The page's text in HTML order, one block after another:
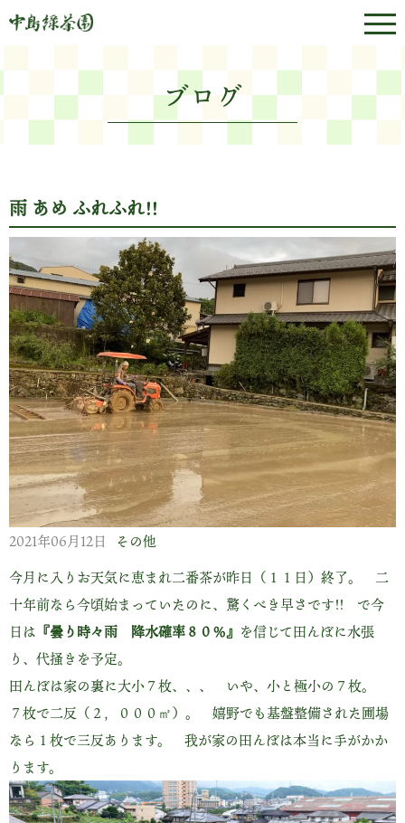
ブログ
雨 あめ ふれふれ!!
2021年06月12日
その他
今月に入りお天気に恵まれ二番茶が昨日（１１日）終了。 二
十年前なら今頃始まっていたのに、驚くべき早さです!! で今
日は 『曇り時々雨 降水確率８０％』 を信じて田んぼに水張
り、代掻きを予定。
田んぼは家の裏に大小７枚、、、 いや、小と極小の７枚。
７枚で二反（２，０００㎡）。 嬉野でも基盤整備された圃場
なら１枚で三反あります。 我が家の田んぼは本当に手がかか
ります。